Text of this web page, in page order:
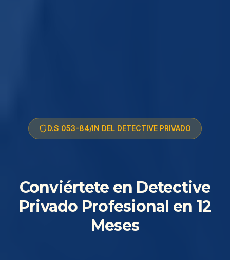
D.S 053-84/IN DEL DETECTIVE PRIVADO
Conviértete en Detective
Privado Profesional en 12
Meses